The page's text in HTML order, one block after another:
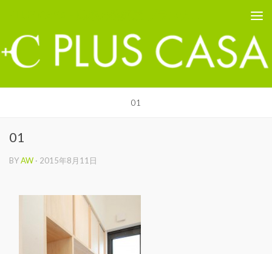
01
01
BYAW · 2015年8月11日